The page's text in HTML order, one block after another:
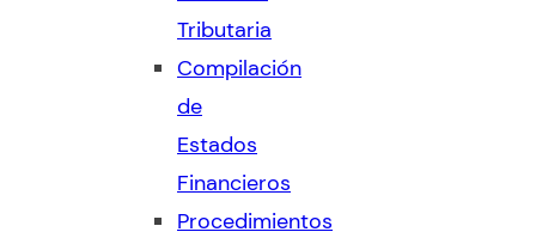
Tributaria
Compilación
de
Estados
Financieros
Procedimientos